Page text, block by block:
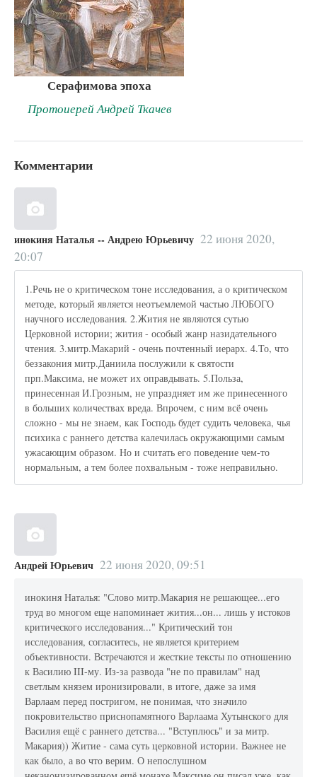
Серафимова эпоха
Протоиерей Андрей Ткачев
Комментарии
инокиня Наталья -- Андрею Юрьевичу 22 июня 2020,
20:07
1.Речь не о критическом тоне исследования, а о критическом
методе, который является неотъемлемой частью ЛЮБОГО
научного исследования. 2.Жития не являются сутью
Церковной истории; жития - особый жанр назидательного
чтения. 3.митр.Макарий - очень почтенный иерарх. 4.То, что
беззакония митр.Даниила послужили к святости
прп.Максима, не может их оправдывать. 5.Польза,
принесенная И.Грозным, не упраздняет им же принесенного
в больших количествах вреда. Впрочем, с ним всё очень
сложно - мы не знаем, как Господь будет судить человека, чья
психика с раннего детства калечилась окружающими самым
ужасающим образом. Но и считать его поведение чем-то
нормальным, а тем более похвальным - тоже неправильно.
Андрей Юрьевич 22 июня 2020, 09:51
инокиня Наталья: "Слово митр.Макария не решающее...его
труд во многом еще напоминает жития...он... лишь у истоков
критического исследования..." Критический тон
исследования, согласитесь, не является критерием
объективности. Встречаются и жесткие тексты по отношению
к Василию III-му. Из-за развода "не по правилам" над
светлым князем иронизировали, в итоге, даже за имя
Варлаам перед постригом, не понимая, что значило
покровительство приснопамятного Варлаама Хутынского для
Василия ещё с раннего детства... "Вступлюсь" и за митр.
Макария)) Житие - сама суть церковной истории. Важнее не
как было, а во что верим. О непослушном